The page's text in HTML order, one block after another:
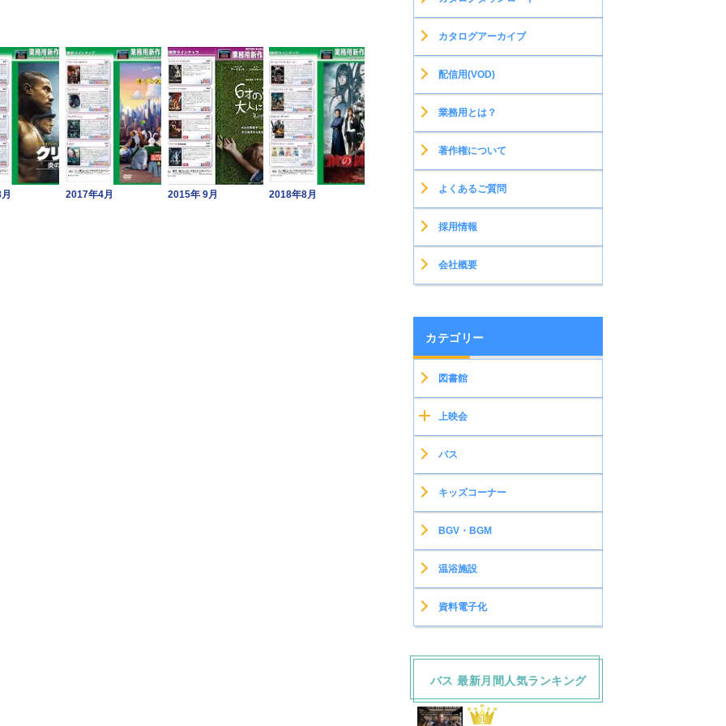
2017年4月 2015年 9月 2018年8月
カタログアーカイブ
配信用(VOD)
業務用とは？
著作権について
よくあるご質問
採用情報
会社概要
カテゴリー
図書館
上映会
バス
キッズコーナー
BGV・BGM
温浴施設
資料電子化
バス 最新月間人気ランキング